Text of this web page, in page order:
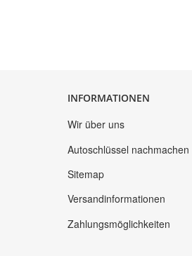
INFORMATIONEN
Wir über uns
Autoschlüssel nachmachen
Sitemap
Versandinformationen
Zahlungsmöglichkeiten